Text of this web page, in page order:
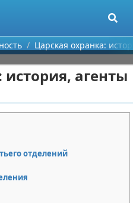
Царская охранка:
агенты
отделений